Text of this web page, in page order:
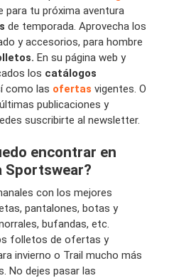
para tu próxima aventura
de temporada. Aprovecha los
y accesorios, para hombre
En su página web y
los catálogos
como las ofertas vigentes. O
publicaciones y
suscribirte al newsletter.
encontrar en
Sportswear?
con los mejores
pantalones, botas y
bufandas, etc.
folletos de ofertas y
invierno o Trail mucho más
No dejes pasar las